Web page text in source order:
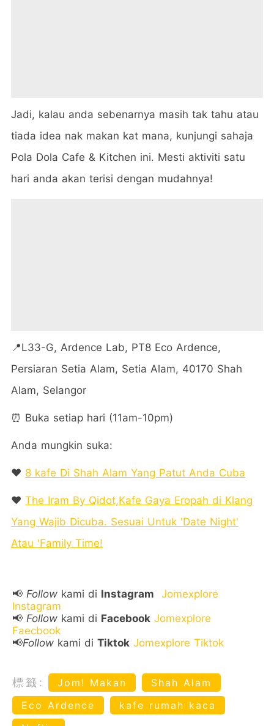
Jadi, kalau anda sebenarnya masih tak tahu atau
tiada idea nak makan kat mana, kunjungi sahaja
Pola Dola Cafe & Kitchen ini. Mesti aktiviti satu
hari anda akan terisi dengan mudahnya!
📍L33-G, Ardence Lab, PT8 Eco Ardence,
Persiaran Setia Alam, Setia Alam, 40170 Shah
Alam, Selangor
⏰ Buka setiap hari (11am-10pm)
Anda mungkin suka:
❤️ 8 kafe Di Shah Alam Yang Patut Anda Cuba
❤️ The Iram By Qidot,Kafe Gaya Eropah di Klang
Yang Wajib Dicuba. Sesuai Untuk 'Date Night'
Atau 'Family Time!
📢 Follow kami di Instagram
Jomexplore
Instagram
📢 Follow kami di Facebook Jomexplore
Faecbook
📢Follow kami di Tiktok Jomexplore Tiktok
標籤: Jom! Makan
Shah Alam
Eco Ardence
kafe rumah kaca